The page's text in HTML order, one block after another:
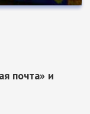
почта» и